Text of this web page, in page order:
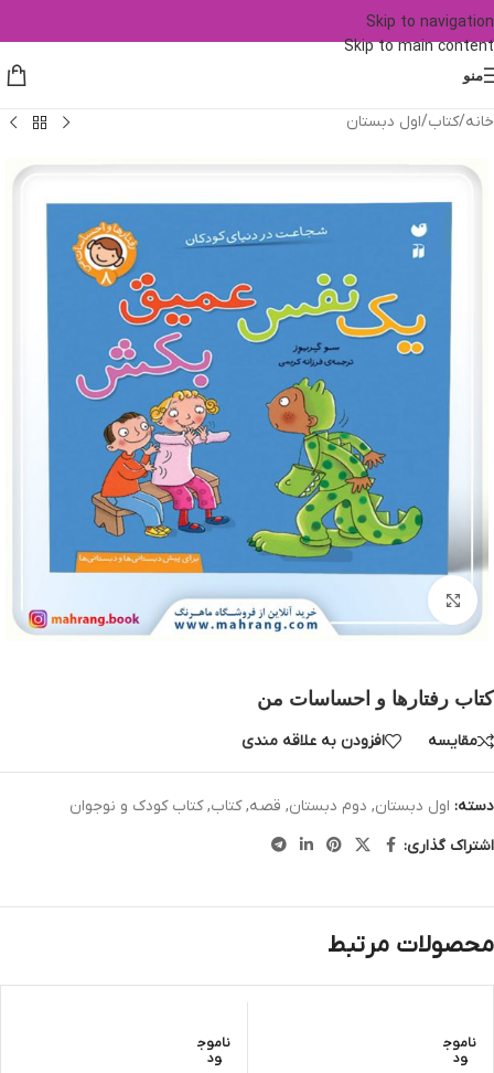
Skip to navigation
Skip to main content
منو
خانه/کتاب/اول دبستان
بزرگنمایی تصویر
کتاب رفتارها و احساسات من
مقایسه افزودن به علاقه مندی
دسته: اول دبستان, دوم دبستان, قصه, کتاب, کتاب کودک و نوجوان
اشتراک گذاری:
محصولات مرتبط
ناموج
ود
ناموج
ود